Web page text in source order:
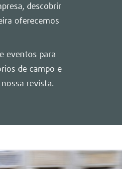
descobrir
oferecemos
eventos para
de campo e
revista.